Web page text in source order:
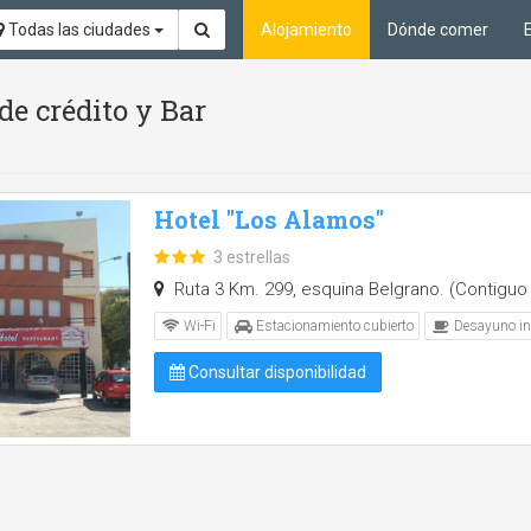
Todas las ciudades Alojamiento Dónde comer
crédito y Bar
Hotel "Los Alamos"
3 estrellas
Ruta 3 Km. 299, esquina Belgrano.
Wi-Fi Estacionamiento cubierto Desayuno
Consultar disponibilidad